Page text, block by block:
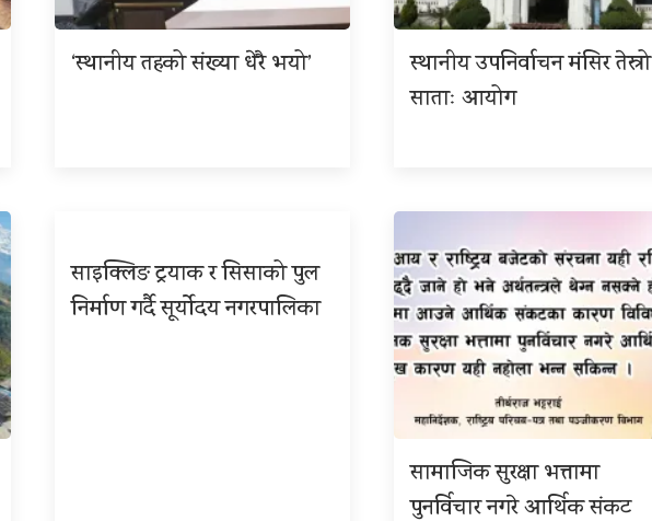
‘स्थानीय तहको संख्या धेरै भयो’
स्थानीय उपनिर्वाचन मंसिर तेस्रो
साताः आयोग
साइक्लिङ ट्रयाक र सिसाको पुल
निर्माण गर्दै सूर्योदय नगरपालिका
सामाजिक सुरक्षा भत्तामा
पुनर्विचार नगरे आर्थिक संकट